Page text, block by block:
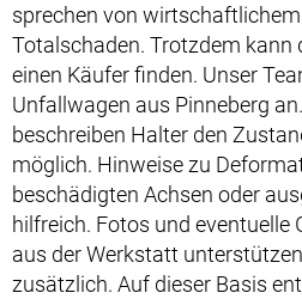
sprechen von
Totalschaden. Trotzdem kann
einen Käufer finden. Unser
Unfallwagen aus Pinneberg
beschreiben Halter den
möglich. Hinweise zu
beschädigten Achsen oder
hilfreich. Fotos und eventuelle
aus der Werkstatt
zusätzlich. Auf dieser Basis